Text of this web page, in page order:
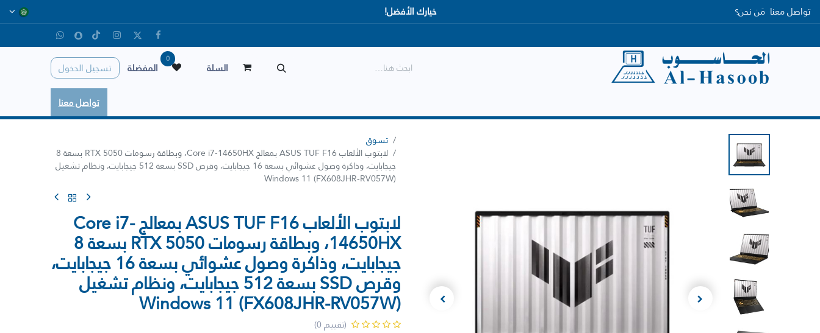
تواصل معنا مَن نحن؟ خيارك الأفضل!
السلة
0
المفضلة
تسجيل الدخول
تواصل معنا
تسوق
لابتوب الألعاب ASUS TUF F16 بمعالج Core i7-14650HX، وبطاقة رسومات RTX 5050 بسعة 8
جيجابايت، وذاكرة وصول عشوائي بسعة 16 جيجابايت، وقرص SSD بسعة 512 جيجابايت، ونظام تشغيل
Windows 11 (FX608JHR-RV057W)
لابتوب الألعاب ASUS TUF F16 بمعالج Core i7-
14650HX، وبطاقة رسومات RTX 5050 بسعة 8
جيجابايت، وذاكرة وصول عشوائي بسعة 16 جيجابايت،
وقرص SSD بسعة 512 جيجابايت، ونظام تشغيل
Windows 11 (FX608JHR-RV057W)
(تقييم 0)